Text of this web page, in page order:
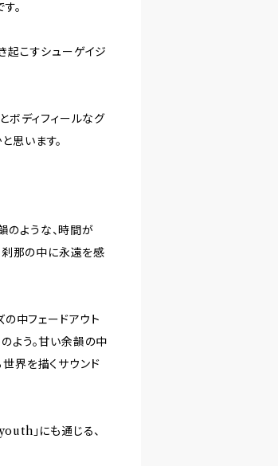
。
起こすシューゲイジ
ボディフィールなグ
思います。
のような、時間が
刹那の中に永遠を感
中フェードアウト
よう。甘い余韻の中
界を描くサウンド
」にも通じる、